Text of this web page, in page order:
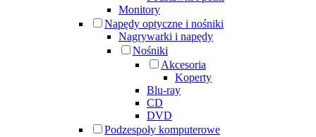
Monitory
Napędy optyczne i nośniki
Nagrywarki i napędy
Nośniki
Akcesoria
Koperty
Blu-ray
CD
DVD
Podzespoły komputerowe